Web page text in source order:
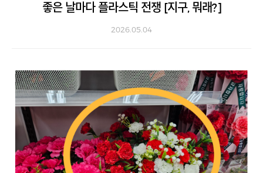
좋은 날마다 플라스틱 전쟁 [지구, 뭐래?]
2026.05.04